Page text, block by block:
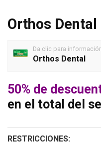
Orthos Dental
Da clic para
Orthos Dental
50% de
en el total del
RESTRICCIONES: